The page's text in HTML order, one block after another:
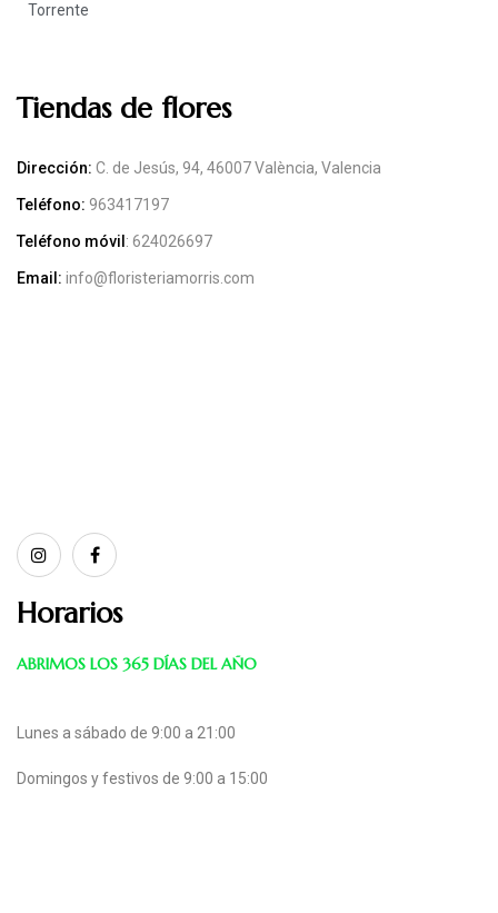
Torrente
Tiendas de flores
Dirección: C. de Jesús, 94, 46007 València, Valencia
Teléfono: 963417197
Teléfono móvil : 624026697
Email: info@floristeriamorris.com
Horarios
ABRIMOS LOS 365 DÍAS DEL AÑO
Lunes a sábado de 9:00 a 21:00
Domingos y festivos de 9:00 a 15:00